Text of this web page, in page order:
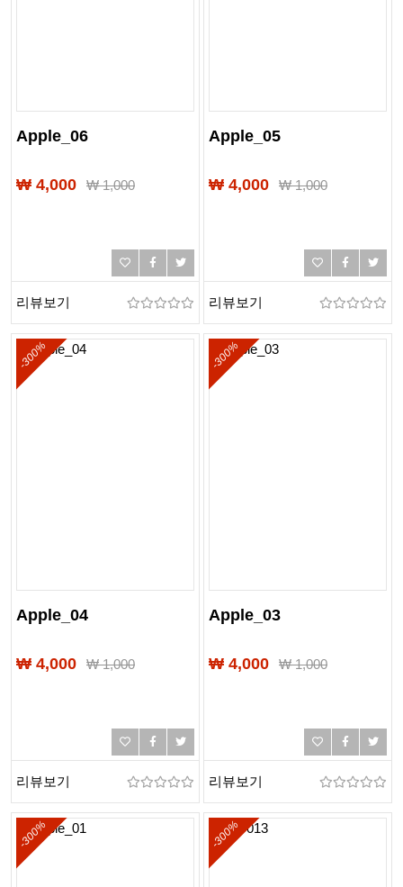
Apple_06
₩ 4,000 ₩1,000
리뷰보기
Apple_05
₩ 4,000 ₩1,000
리뷰보기
-300%
Apple_04
₩ 4,000 ₩1,000
리뷰보기
-300%
Apple_03
₩ 4,000 ₩1,000
리뷰보기
-300% -300%